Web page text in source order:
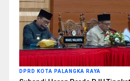
DPRD KOTA PALANGKA RAYA